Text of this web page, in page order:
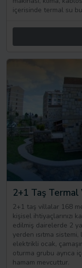
içerisinde termal su
2+1 Taş Termal
2+1 taş villalar 168
kişisel ihtiyaçlarınızı
edilmiş dairelerde 2
yerden ısıtma
elektrikli ocak,
oturma grubu ayrıca
hamam mevcuttur.